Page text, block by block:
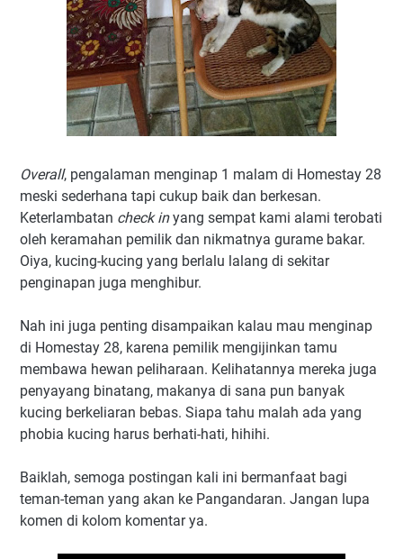
Overall, pengalaman menginap 1 malam di Homestay 28
meski sederhana tapi cukup baik dan berkesan.
Keterlambatan check inyang sempat kami alami terobati
oleh keramahan pemilik dan nikmatnya gurame bakar.
Oiya, kucing-kucing yang berlalu lalang di sekitar
penginapan juga menghibur.
Nah ini juga penting disampaikan kalau mau menginap
di Homestay 28, karena pemilik mengijinkan tamu
membawa hewan peliharaan. Kelihatannya mereka juga
penyayang binatang, makanya di sana pun banyak
kucing berkeliaran bebas. Siapa tahu malah ada yang
phobia kucing harus berhati-hati, hihihi.
Baiklah, semoga postingan kali ini bermanfaat bagi
teman-teman yang akan ke Pangandaran. Jangan lupa
komen di kolom komentar ya.